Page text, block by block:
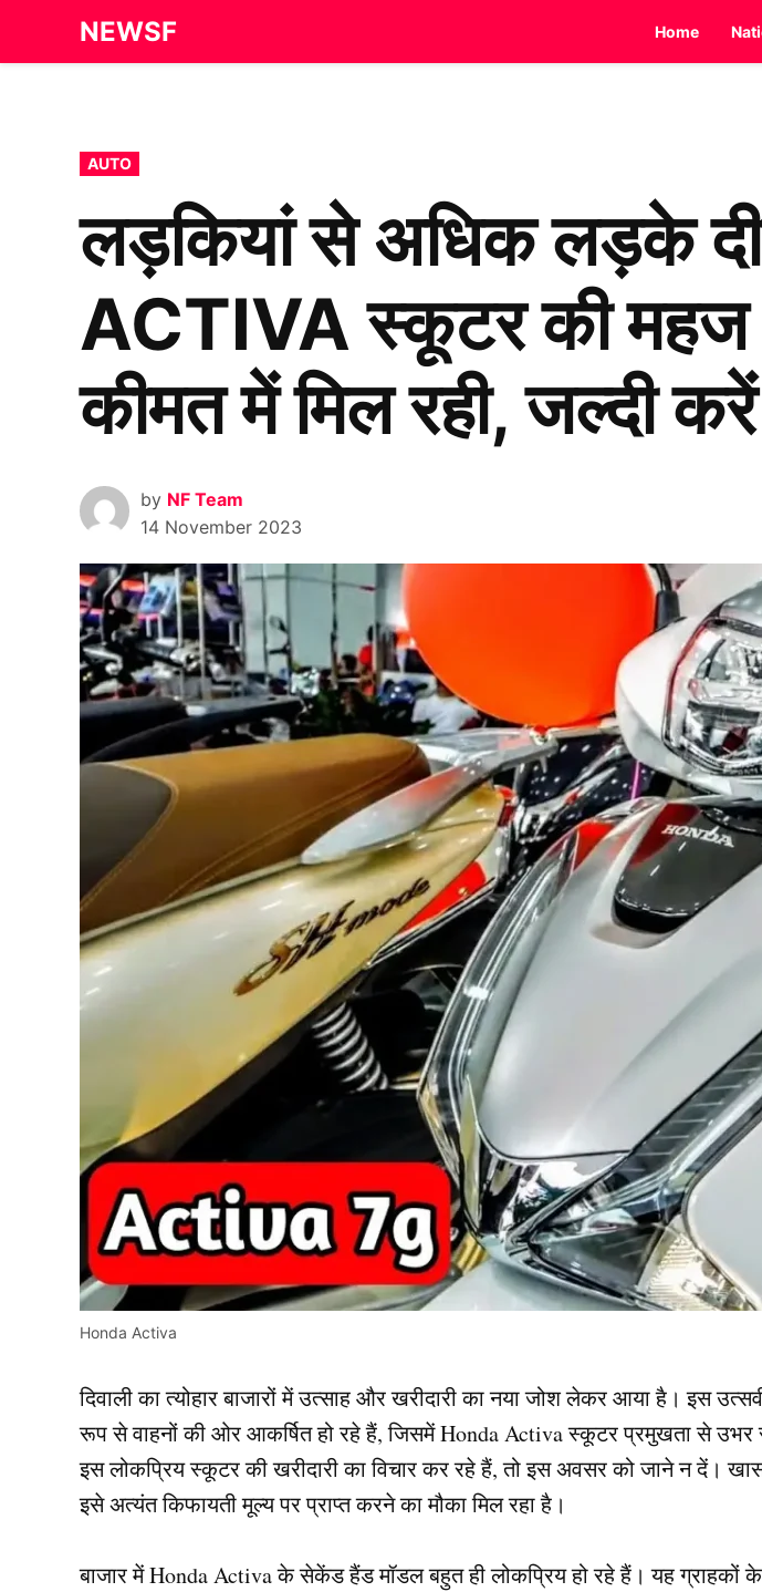
NEWSF Home
POSTED
IN
AUTO
लड़कियां से अधिक लड़के
ACTIVA स्कूटर की
कीमत में मिल रही, जल्दी करें
by NF Team
14 November 2023
Honda Activa
दिवाली का त्योहार बाजारों में उत्साह और खरीदारी का नया जोश लेकर आया है। इस
रूप से वाहनों की ओर आकर्षित हो रहे हैं, जिसमें Honda Activa स्कूटर प्रमुखता से
इस लोकप्रिय स्कूटर की खरीदारी का विचार कर रहे हैं, तो इस अवसर को जाने न दें।
इसे अत्यंत किफायती मूल्य पर प्राप्त करने का मौका मिल रहा है।
बाजार में Honda Activa के सेकेंड हैंड मॉडल बहुत ही लोकप्रिय हो रहे हैं। यह ग्राहकों